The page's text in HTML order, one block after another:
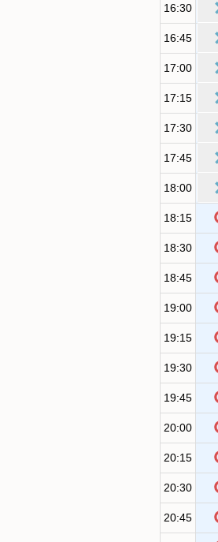
16:30
16:45
17:00
17:15
17:30
17:45
18:00
18:15
18:30
18:45
19:00
19:15
19:30
19:45
20:00
20:15
20:30
20:45